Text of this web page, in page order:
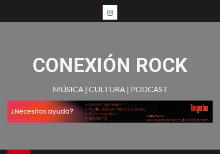
CONEXIÓN ROCK
MÚSICA | CULTURA | PODCAST